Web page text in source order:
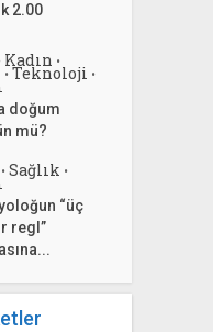
2.00
Kadın •
• Teknoloji •
doğum
mü?
• Sağlık •
“üç
regl”